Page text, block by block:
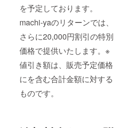
を予定しております。
machi-yaのリターンでは、
さらに20,000円割引の特別
価格で提供いたします。※
値引き額は、販売予定価格
にを含む合計金額に対する
ものです。